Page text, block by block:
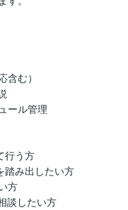
含む）
ール管理
行う方
踏み出したい方
方
談したい方